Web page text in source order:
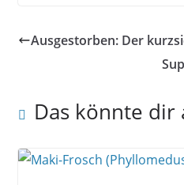
Ausgestorben: Der
Das könnte dir